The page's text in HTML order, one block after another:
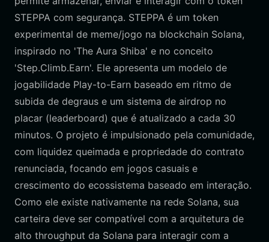
STEPPA com segurança. STEPPA é um token
experimental de meme/jogo na blockchain Solana,
inspirado no 'The Aura Shiba' e no conceito
'Step.Climb.Earn'. Ele apresenta um modelo de
jogabilidade Play-to-Earn baseado em ritmo de
subida de degraus e um sistema de airdrop no
placar (leaderboard) que é atualizado a cada 30
minutos. O projeto é impulsionado pela comunidade,
com liquidez queimada e propriedade do contrato
renunciada, focando em jogos casuais e
crescimento do ecossistema baseado em interação.
Como ele existe nativamente na rede Solana, sua
carteira deve ser compatível com a arquitetura de
alto throughput da Solana para interagir com a